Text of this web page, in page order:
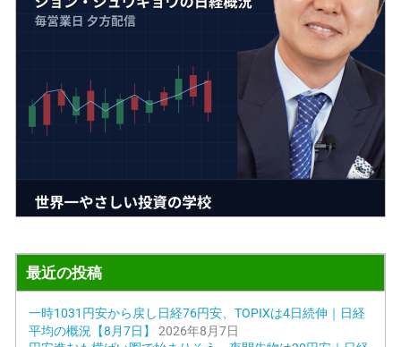
最近の投稿
一時1031円安から戻し日経76円安、TOPIXは4日続伸｜日経
平均の概況【8月7日】
2026年8月7日